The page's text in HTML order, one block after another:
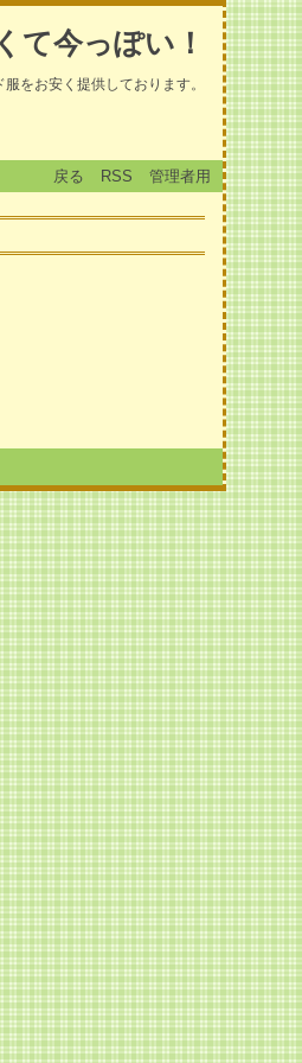
て今っぽい！
をお安く提供しております。
戻る RSS 管理者用